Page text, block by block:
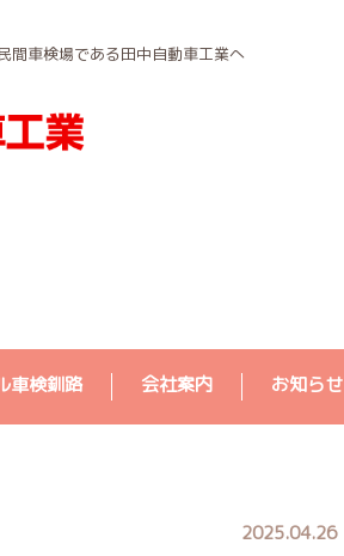
間車検場である田中自動車工業へ
車検釧路 会社案内 お知らせ
2025.04.26